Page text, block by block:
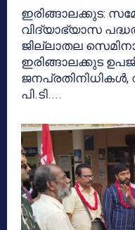
ഇരിങ്ങാലക്കുട:
വിദ്യാഭ്യാസ
ജില്ലാതല
ഇരിങ്ങാലക്കുട
ജനപ്രതിനിധികൾ,
പി.ടി....